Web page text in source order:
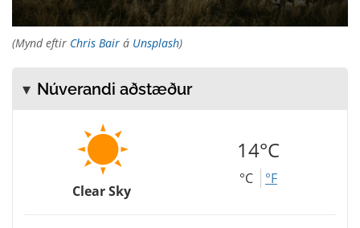
(Mynd eftir Chris Bair á Unsplash)
Núverandi aðstæður
Clear Sky
14°C
°C °F